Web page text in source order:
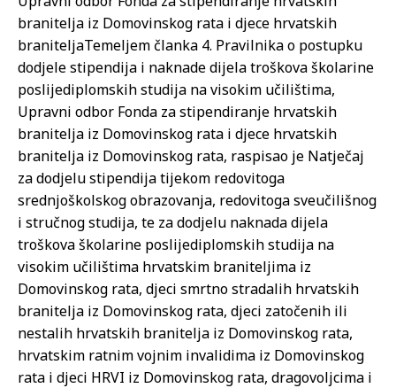
branitelja iz Domovinskog rata i djece hrvatskih
braniteljaTemeljem članka 4. Pravilnika o postupku
dodjele stipendija i naknade dijela troškova školarine
poslijediplomskih studija na visokim učilištima,
Upravni odbor Fonda za stipendiranje hrvatskih
branitelja iz Domovinskog rata i djece hrvatskih
branitelja iz Domovinskog rata, raspisao je Natječaj
za dodjelu stipendija tijekom redovitoga
srednjoškolskog obrazovanja, redovitoga sveučilišnog
i stručnog studija, te za dodjelu naknada dijela
troškova školarine poslijediplomskih studija na
visokim učilištima hrvatskim braniteljima iz
Domovinskog rata, djeci smrtno stradalih hrvatskih
branitelja iz Domovinskog rata, djeci zatočenih ili
nestalih hrvatskih branitelja iz Domovinskog rata,
hrvatskim ratnim vojnim invalidima iz Domovinskog
rata i djeci HRVI iz Domovinskog rata, dragovoljcima i